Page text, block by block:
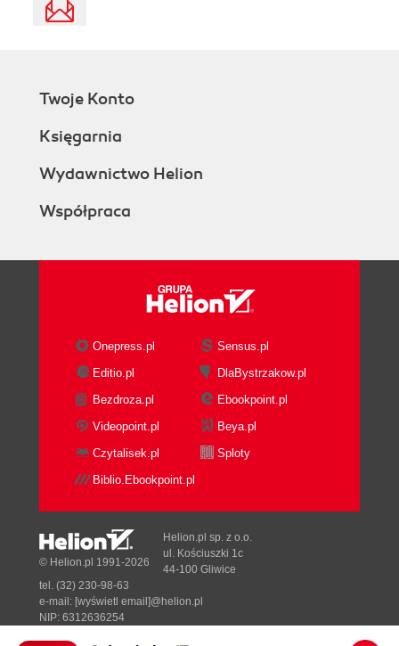
Twoje Konto
Księgarnia
Wydawnictwo Helion
Współpraca
Onepress.pl
Sensus.pl
Editio.pl
DlaBystrzakow.pl
Bezdroza.pl
Ebookpoint.pl
Videopoint.pl
Beya.pl
Czytalisek.pl
Sploty
Biblio.Ebookpoint.pl
© Helion.pl 1991-2026
Helion.pl sp. z o.o.
ul. Kościuszki 1c
44-100 Gliwice
tel. (32) 230-98-63
e-mail: [wyświetl email]@helion.pl
NIP: 6312636254